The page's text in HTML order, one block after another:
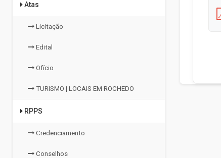
Atas
Licitação
Edital
Ofício
TURISMO | LOCAIS EM ROCHEDO
RPPS
Credenciamento
Conselhos